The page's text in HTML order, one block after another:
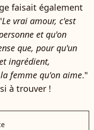
faisait également
Le vrai amour, c'est
et qu'on
que, pour qu'un
ingrédient,
femme qu'on aime."
à trouver !